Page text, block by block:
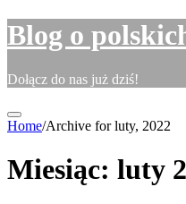
Skip
to
Blog o
Dołącz do nas już dziś!
Home/Archive for luty, 2022
Miesiąc: luty